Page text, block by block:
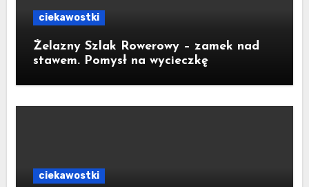
ciekawostki
Żelazny Szlak Rowerowy – zamek nad
stawem. Pomysł na wycieczkę
ciekawostki